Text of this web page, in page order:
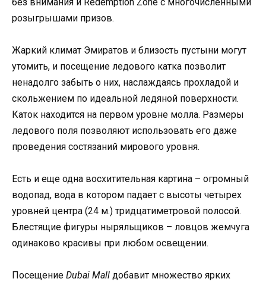
розыгрышами призов.
Жаркий климат Эмиратов и близость пустыни могут
утомить, и посещение ледового катка позволит
ненадолго забыть о них, наслаждаясь прохладой и
скольжением по идеальной ледяной поверхности.
Каток находится на первом уровне молла. Размеры
ледового поля позволяют использовать его даже
проведения состязаний мирового уровня.
Есть и еще одна восхитительная картина – огромный
водопад, вода в котором падает с высоты четырех
уровней центра (24 м.) тридцатиметровой полосой.
Блестящие фигуры ныряльщиков – ловцов жемчуга
одинаково красивы при любом освещении.
Посещение Dubai Mall добавит множество ярких